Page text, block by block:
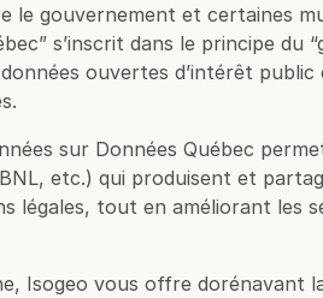
le gouvernement et certaines
s’inscrit dans le principe du
ouvertes d’intérêt
sur Données Québec
etc.) qui produisent et
légales, tout en améliorant les
Isogeo vous offre dorénavant